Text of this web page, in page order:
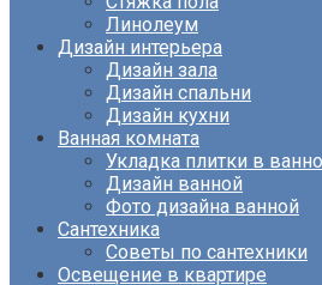
Линолеум
Дизайн интерьера
Дизайн зала
Дизайн спальни
Дизайн кухни
Ванная комната
Укладка плитки в
Дизайн ванной
Фото дизайна ванной
Сантехника
Советы по сантехники
Освещение в квартире